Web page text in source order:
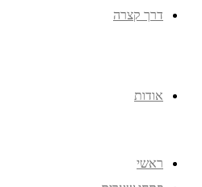
דרך קצרה
אודות
ראשי